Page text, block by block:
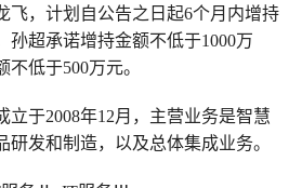
飞，计划自公告之日起6个月内增持
孙超承诺增持金额不低于1000万
低于500万元。
立于2008年12月，主营业务是智慧
研发和制造，以及总体集成业务。